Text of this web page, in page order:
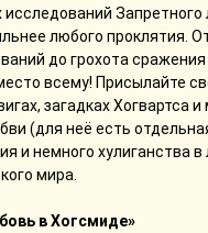
исследований Запретного
любого проклятия.
до грохота
всему! Присылайте
загадках Хогвартса и
(для неё есть
и немного хулиганства в
мира.
в Хогсмиде»